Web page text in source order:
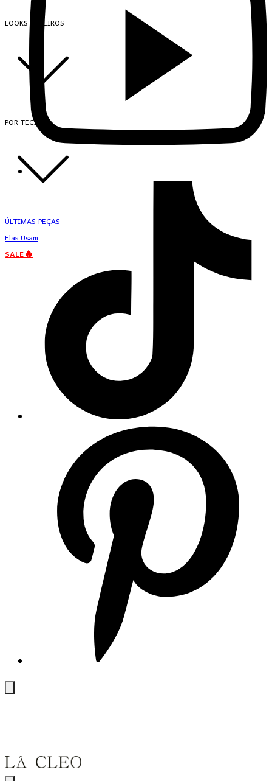
LOOKS INTEIROS
POR TECIDO
ÚLTIMAS PEÇAS
Elas Usam
SALE🔥